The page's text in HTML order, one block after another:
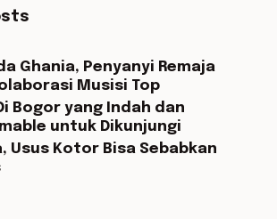
Ghania, Penyanyi Remaja
Musisi Top
Bogor yang Indah dan
untuk Dikunjungi
Usus Kotor Bisa Sebabkan